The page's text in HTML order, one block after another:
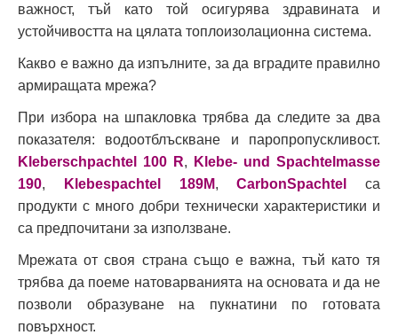
важност, тъй като той осигурява здравината и
устойчивостта на цялата топлоизолационна система.
Какво е важно да изпълните, за да вградите правилно
армиращата мрежа?
При избора на шпакловка трябва да следите за два
показателя: водоотблъскване и паропропускливост.
Kleberschpachtel 100 R,
Klebe- und Spachtelmasse
190, Klebespachtel 189M,CarbonSpachtel са
продукти с много добри технически характеристики и
са предпочитани за използване.
Мрежата от своя страна също е важна, тъй като тя
трябва да поеме натоварванията на основата и да не
позволи образуване на пукнатини по готовата
повърхност.